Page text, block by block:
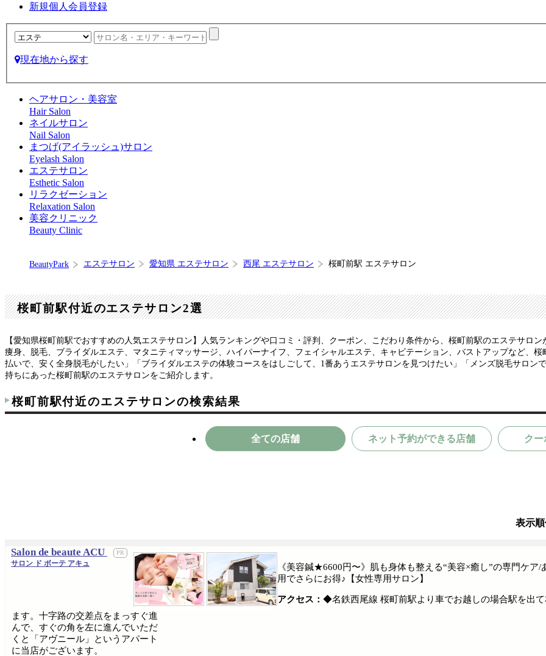
新規個人会員登録
現在地から探す
ヘアサロン・美容室
Hair Salon
ネイルサロン
Nail Salon
まつげ(アイラッシュ)サロン
Eyelash Salon
エステサロン
Esthetic Salon
リラクゼーション
Relaxation Salon
美容クリニック
Beauty Clinic
BeautyPark エステサロン 愛知県 エステサロン 西尾 エステサロン 桜町前駅 エステサロン
桜町前駅付近のエステサロン2選
【愛知県桜町前駅でおすすめの人気エステサロン】人気ランキングや口コミ・評判、クーポン、こだわり条件から、桜町前駅のエステサロ
痩身、脱毛、ブライダルエステ、マタニティマッサージ、ハイパーナイフ、フェイシャルエステ、キャビテーション、バストアップなど、
払いで、安く全身脱毛がしたい」「ブライダルエステの体験コースをはしごして、1番あうエステサロンを見つけたい」「メンズ脱毛サロ
持ちにあった桜町前駅のエステサロンをご紹介します。
桜町前駅付近のエステサロンの検索結果
全ての店舗 ネット予約ができる店舗 クー
表示
Salon de beaute ACU
サロン ド ボーテ アキュ
《美容鍼★6600円〜》肌も身体も整える“美容×癒し”の専門ケ
用でさらにお得♪【女性専用サロン】
アクセス： ◆名鉄西尾線 桜町前駅より車でお越しの場合駅を出
ます。十字路の交差点をまっすぐ進
んで、すぐの角を左に進んでいただ
くと「アヴニール」というアパート
に当店がございます。